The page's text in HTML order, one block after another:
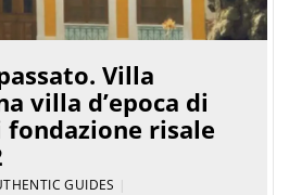
Villa
villa d’epoca di
fondazione risale
GUIDES |